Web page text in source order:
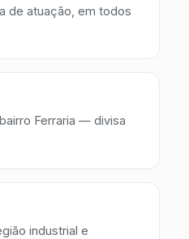
de atuação, em todos
Ferraria — divisa
industrial e